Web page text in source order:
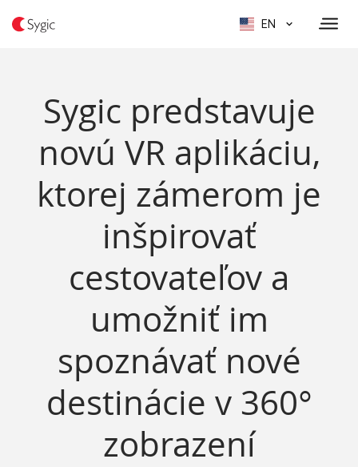
EN
Sygic predstavuje
novú VR aplikáciu,
ktorej zámerom je
inšpirovať
cestovateľov a
umožniť im
spoznávať nové
destinácie v 360°
zobrazení